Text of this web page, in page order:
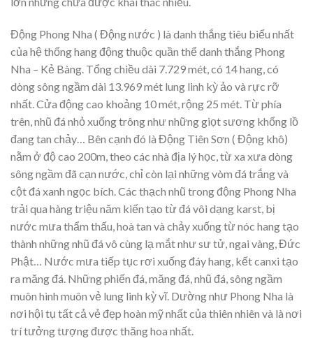
Động Phong Nha ( Động nước ) là danh thắng tiêu biểu nhất
của hệ thống hang động thuộc quần thể danh thắng Phong
Nha – Kẻ Bàng. Tổng chiều dài 7.729 mét, có 14 hang, có
dòng sông ngầm dài 13.969 mét lung linh kỳ ảo và rực rỡ
nhất. Cửa động cao khoảng 10 mét, rộng 25 mét. Từ phía
trên, nhũ đá nhỏ xuống trông như những giọt sương khổng lồ
đang tan chảy… Bên cạnh đó là Động Tiên Sơn ( Động khô)
nằm ở độ cao 200m, theo các nhà địa lý học, từ xa xưa dòng
sông ngầm đã cạn nước, chỉ còn lại những vòm đá trắng và
cột đá xanh ngọc bích. Các thạch nhũ trong động Phong Nha
trải qua hàng triệu năm kiến tạo từ đá vôi dạng karst, bị
nước mưa thẩm thấu, hoà tan và chảy xuống từ nóc hang tạo
thành những nhũ đá vô cùng lạ mắt như sư tử, ngai vàng, Đức
Phật… Nước mưa tiếp tục rơi xuống đáy hang, kết canxi tạo
ra măng đá. Những phiến đá, măng đá, nhũ đá, sông ngầm
muôn hình muôn vẻ lung linh kỳ vĩ. Dường như Phong Nha là
nơi hội tụ tất cả vẻ đẹp hoàn mỹ nhất của thiên nhiên và là nơi
trí tưởng tượng được thăng hoa nhất.